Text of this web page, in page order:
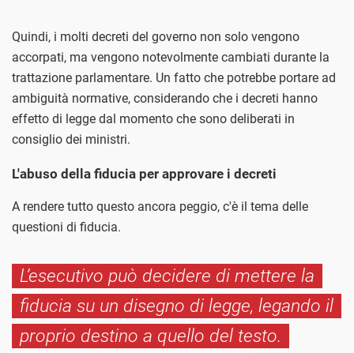
Quindi, i molti decreti del governo non solo vengono
accorpati, ma vengono notevolmente cambiati durante la
trattazione parlamentare. Un fatto che potrebbe portare ad
ambiguità normative, considerando che i decreti hanno
effetto di legge dal momento che sono deliberati in
consiglio dei ministri.
L'abuso della fiducia per approvare i decreti
A rendere tutto questo ancora peggio, c'è il tema delle
questioni di fiducia.
L’esecutivo può decidere di mettere la
fiducia su un disegno di legge, legando il
proprio destino a quello del testo.